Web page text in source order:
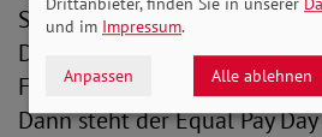
Statistischem Bundesamt 18
Deutschland beträgt.
Frauen bekommen den
Dann steht der Equal Pay
und im Impressum.
Anpassen Alle ablehnen